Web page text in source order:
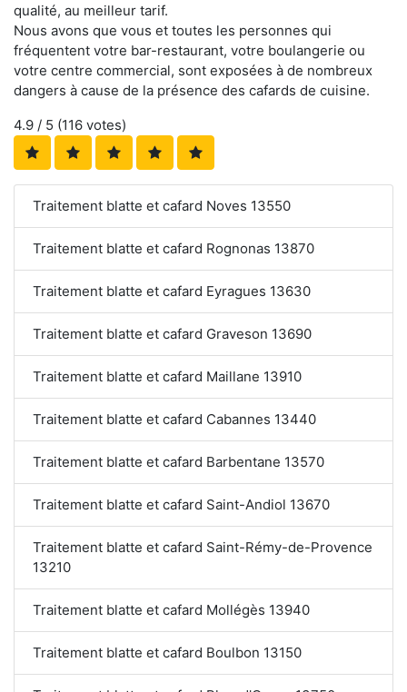
qualité, au meilleur tarif.
Nous avons que vous et toutes les personnes qui
fréquentent votre bar-restaurant, votre boulangerie ou
votre centre commercial, sont exposées à de nombreux
dangers à cause de la présence des cafards de cuisine.
4.9 / 5 (116 votes)
Traitement blatte et cafard Noves 13550
Traitement blatte et cafard Rognonas 13870
Traitement blatte et cafard Eyragues 13630
Traitement blatte et cafard Graveson 13690
Traitement blatte et cafard Maillane 13910
Traitement blatte et cafard Cabannes 13440
Traitement blatte et cafard Barbentane 13570
Traitement blatte et cafard Saint-Andiol 13670
Traitement blatte et cafard Saint-Rémy-de-Provence
13210
Traitement blatte et cafard Mollégès 13940
Traitement blatte et cafard Boulbon 13150